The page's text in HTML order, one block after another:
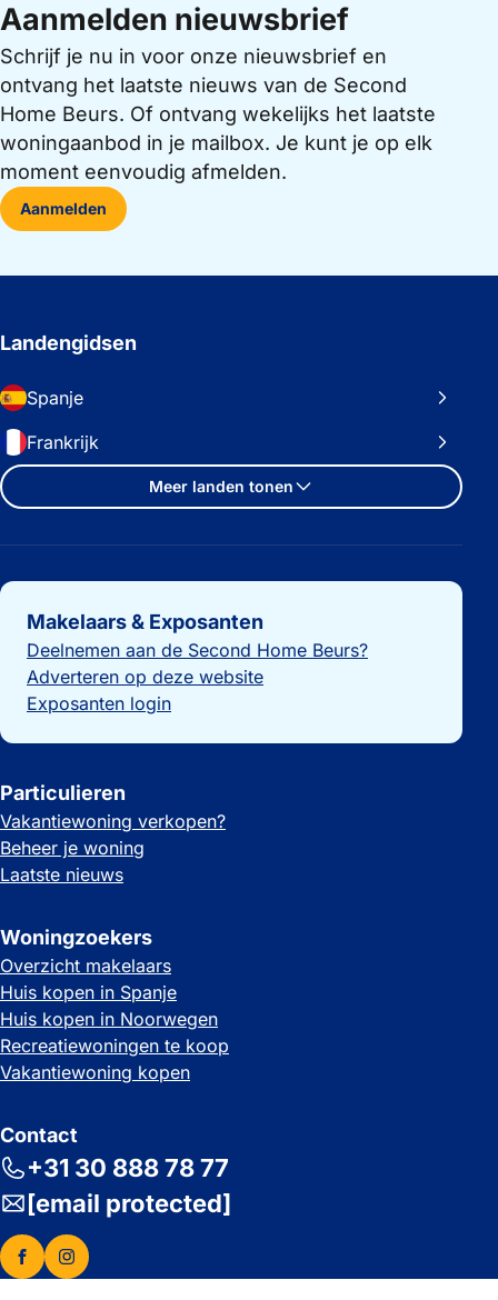
Aanmelden nieuwsbrief
Schrijf je nu in voor onze nieuwsbrief en
ontvang het laatste nieuws van de Second
Home Beurs. Of ontvang wekelijks het laatste
woningaanbod in je mailbox. Je kunt je op elk
moment eenvoudig afmelden.
Aanmelden
Landengidsen
Spanje
Frankrijk
Meer landen tonen
Belangrijke links
Makelaars & Exposanten
Deelnemen aan de Second Home Beurs?
Adverteren op deze website
Exposanten login
Particulieren
Vakantiewoning verkopen?
Beheer je woning
Laatste nieuws
Woningzoekers
Overzicht makelaars
Huis kopen in Spanje
Huis kopen in Noorwegen
Recreatiewoningen te koop
Vakantiewoning kopen
Contact
+31 30 888 78 77
[email protected]